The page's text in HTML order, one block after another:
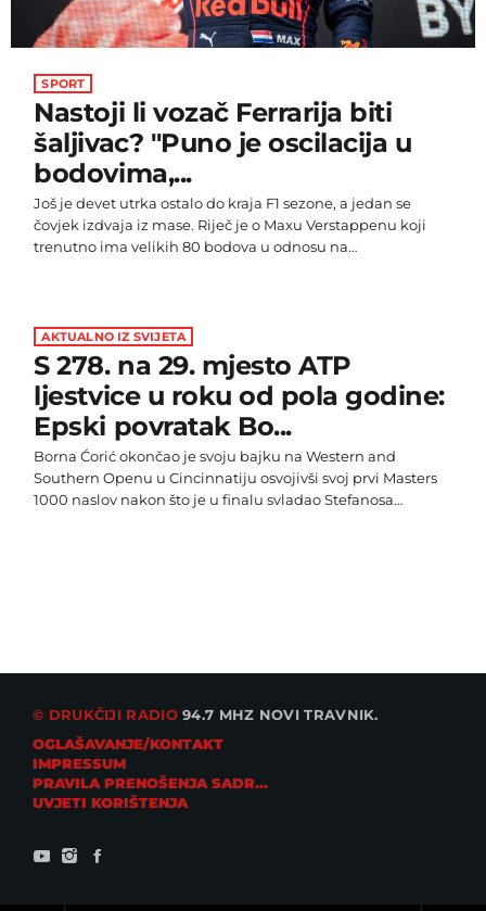
SPORT
Nastoji li vozač Ferrarija biti
šaljivac? "Puno je oscilacija u
bodovima,...
Još je devet utrka ostalo do kraja F1 sezone, a jedan se
čovjek izdvaja iz mase. Riječ je o Maxu Verstappenu koji
trenutno ima velikih 80 bodova u odnosu na
Formuli 1. Gledajući 21. stoljeće, naslov su uspjeli obraniti
samo velikani ovog sporta: Michael Schumacher, Fernando
Alonso, Sebastian Vettel […]
AKTUALNO IZ SVIJETA
S 278. na 29. mjesto ATP
ljestvice u roku od pola godine:
Epski povratak Bo...
Borna Ćorić okončao je svoju bajku na Western and
Southern Openu u Cincinnatiju osvojivši svoj prvi Masters
1000 naslov nakon što je u finalu svladao Stefanosa
© DRUKČIJI RADIO94.7 MHZ NOVI TRAVNIK.
OGLAŠAVANJE/KONTAKT
IMPRESSUM
PRAVILA PRENOŠENJA SADRŽAJA
UVJETI KORIŠTENJA